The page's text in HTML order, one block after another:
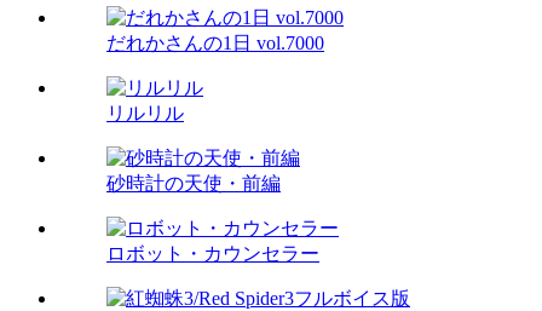
だれかさんの1日 vol.7000
リルリル
砂時計の天使・前編
ロボット・カウンセラー